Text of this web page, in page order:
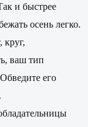
и быстрее
осень легко.
круг,
ваш тип
его